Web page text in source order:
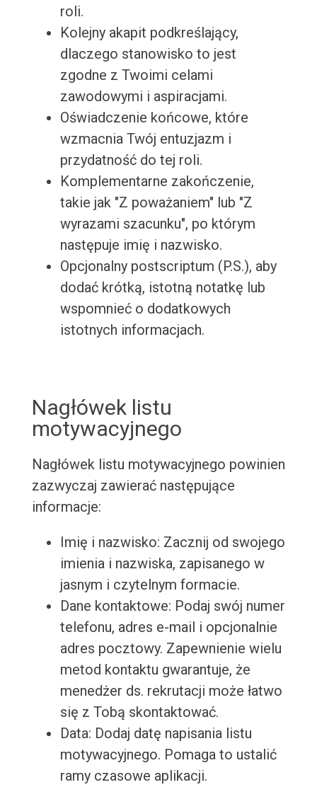
roli.
Kolejny akapit podkreślający,
dlaczego stanowisko to jest
zgodne z Twoimi celami
zawodowymi i aspiracjami.
Oświadczenie końcowe, które
wzmacnia Twój entuzjazm i
przydatność do tej roli.
Komplementarne zakończenie,
takie jak "Z poważaniem" lub "Z
wyrazami szacunku", po którym
następuje imię i nazwisko.
Opcjonalny postscriptum (P.S.), aby
dodać krótką, istotną notatkę lub
wspomnieć o dodatkowych
istotnych informacjach.
Nagłówek listu
motywacyjnego
Nagłówek listu motywacyjnego powinien
zazwyczaj zawierać następujące
informacje:
Imię i nazwisko: Zacznij od swojego
imienia i nazwiska, zapisanego w
jasnym i czytelnym formacie.
Dane kontaktowe: Podaj swój numer
telefonu, adres e-mail i opcjonalnie
adres pocztowy. Zapewnienie wielu
metod kontaktu gwarantuje, że
menedżer ds. rekrutacji może łatwo
się z Tobą skontaktować.
Data: Dodaj datę napisania listu
motywacyjnego. Pomaga to ustalić
ramy czasowe aplikacji.